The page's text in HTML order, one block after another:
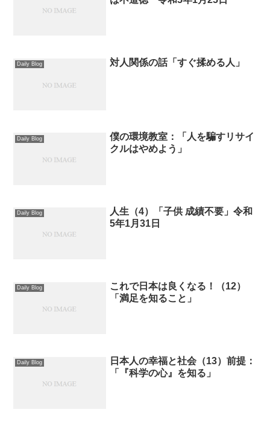
Daily Blog 対人関係の話「すぐ揉める人」
Daily Blog
僕の環境教室：「人を騙すリサイ
クルはやめよう」
Daily Blog
人生（4）「子供 成績不要」令和
5年1月31日
Daily Blog
これで日本は良くなる！（12）
「満足を知ること」
Daily Blog
日本人の幸福と社会（13）前提：
「『科学の心』を知る」